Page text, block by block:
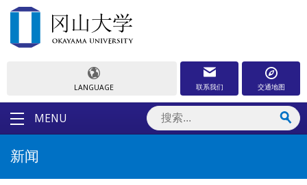
LANGUAGE 联系我们 交通地图
MENU
新闻